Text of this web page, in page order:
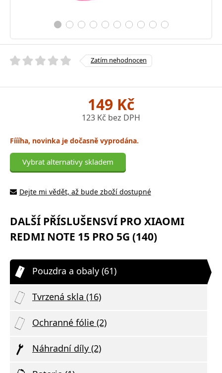
Zatím nehodnocen
149 Kč
123 Kč bez DPH
Fíííha, novinka je dočasně vyprodána.
Vybrat alternativy skladem
Dejte mi vědět, až bude zboží dostupné
DALŠÍ PŘÍSLUŠENSVÍ PRO XIAOMI
REDMI NOTE 15 PRO 5G (140)
Pouzdra a obaly (61)
Tvrzená skla (16)
Ochranné fólie (2)
Náhradní díly (2)